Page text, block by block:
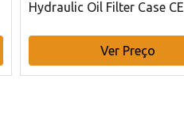
Hydraulic Oil Filter Case CE
Ver Preço